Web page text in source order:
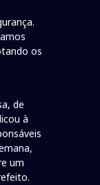
os
de
à
um